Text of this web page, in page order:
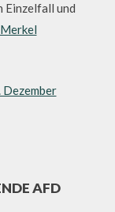
Einzelfall und
Dezember
AFD